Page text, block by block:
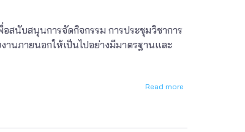
นับสนุนการจัดกิจกรรม การประชุมวิชาการ
นภายนอกให้เป็นไปอย่างมีมาตรฐานและ
Read more